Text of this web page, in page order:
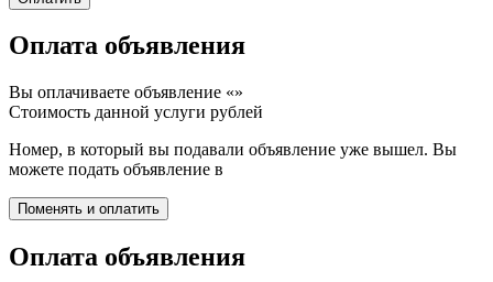
Оплата объявления
Вы оплачиваете объявление «»
Стоимость данной услуги рублей
Номер, в который вы подавали объявление уже вышел. Вы
можете подать объявление в
Оплата объявления